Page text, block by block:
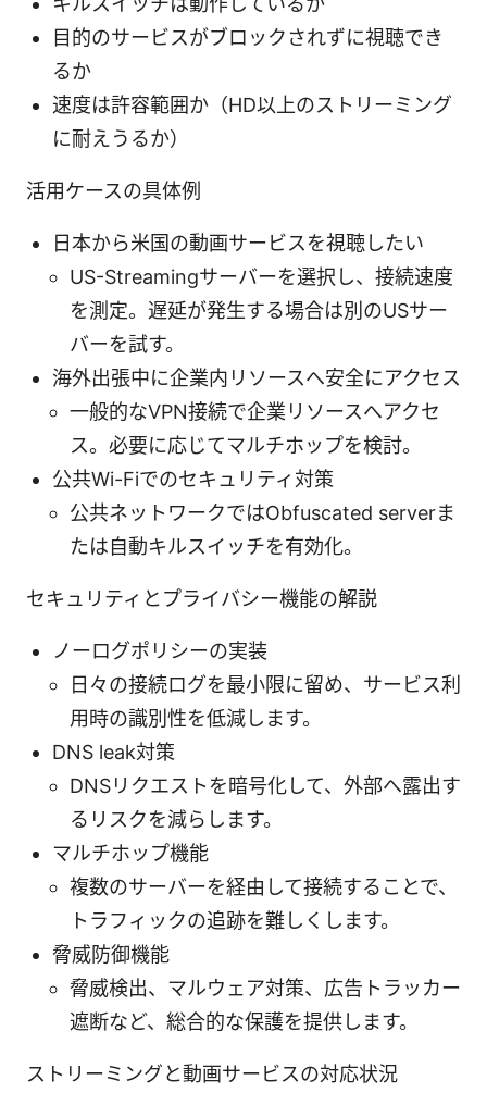
目的のサービスがブロックされずに視聴でき
るか
速度は許容範囲か（HD以上のストリーミング
に耐えうるか）
活用ケースの具体例
日本から米国の動画サービスを視聴したい
US-Streamingサーバーを選択し、接続速度
を測定。遅延が発生する場合は別のUSサー
バーを試す。
海外出張中に企業内リソースへ安全にアクセス
一般的なVPN接続で企業リソースへアクセ
ス。必要に応じてマルチホップを検討。
公共Wi-Fiでのセキュリティ対策
公共ネットワークではObfuscated serverま
たは自動キルスイッチを有効化。
セキュリティとプライバシー機能の解説
ノーログポリシーの実装
日々の接続ログを最小限に留め、サービス利
用時の識別性を低減します。
DNS leak対策
DNSリクエストを暗号化して、外部へ露出す
るリスクを減らします。
マルチホップ機能
複数のサーバーを経由して接続することで、
トラフィックの追跡を難しくします。
脅威防御機能
脅威検出、マルウェア対策、広告トラッカー
遮断など、総合的な保護を提供します。
ストリーミングと動画サービスの対応状況